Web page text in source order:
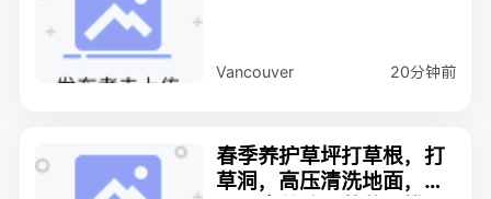
Vancouver 20分钟前
春季养护草坪打草根，打
草洞，高压清洗地面，花